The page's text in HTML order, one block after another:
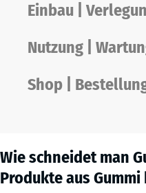
Einbau |
Nutzung |
Shop |
Wie schneidet man
Produkte aus